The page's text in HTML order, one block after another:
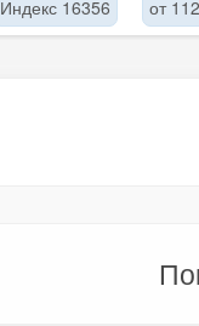
Индекс 16356 от